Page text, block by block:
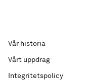
Vår historia
Vårt uppdrag
Integritetspolicy